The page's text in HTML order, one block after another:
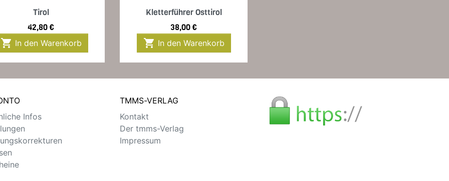
Vorschau
Tirol
Preis
42,80 €
 In den Warenkorb
Vorschau
Kletterführer Osttirol
Preis
38,00 €
 In den Warenkorb
Infos
TMMS-VERLAG
Kontakt
Der tmms-Verlag
Impressum